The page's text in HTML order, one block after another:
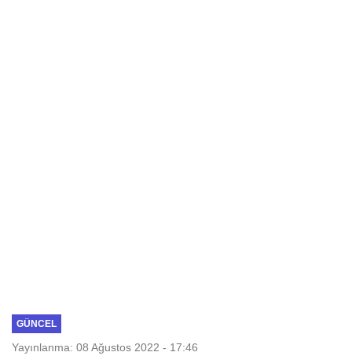
GÜNCEL
Yayınlanma: 08 Ağustos 2022 - 17:46